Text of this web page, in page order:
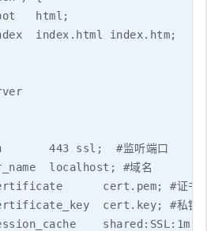
html;
index.html index.htm;
443 ssl;  #监听端口
localhost; #域名
cert.pem; #证书
cert.key; #私钥
shared:SSL:1m;